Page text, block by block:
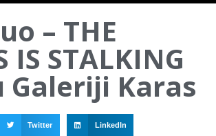
– THE
IS STALKING
Galeriji Karas
Twitter LinkedIn